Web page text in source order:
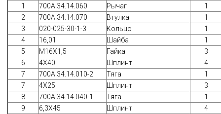
1 700А.34.14.060 Рычаг
1
2
700А.34.14.070 Втулка
1
3
020-025-30-1-3 Кольцо
1
4
16,01 Шайба
1
5
М16Х1,5 Гайка
3
6
4Х40 Шплинт
4
7
700А.34.14.010-2 Тяга
1
7
4Х25 Шплинт
3
8
700A.34.14.040-1 Тяга
1
9
6,3Х45 Шплинт
4